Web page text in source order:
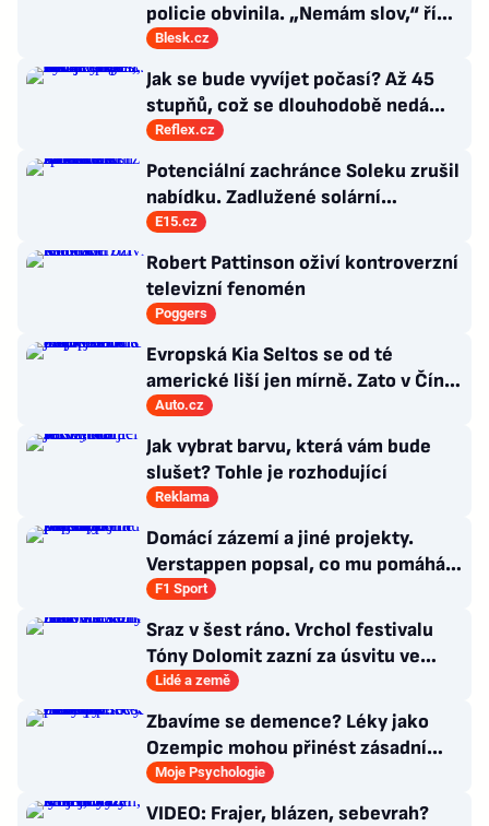
policie obvinila. „Nemám slov,“ říká
exšéf Správy železnic
Blesk.cz
Jak se bude vyvíjet počasí? Až 45
stupňů, což se dlouhodobě nedá
vydržet, varuje klimatolog Radim
Reflex.cz
Potenciální zachránce Soleku zrušil
nabídku. Zadlužené solární
společnosti hrozí konkurz
E15.cz
Robert Pattinson oživí kontroverzní
televizní fenomén
Poggers
Evropská Kia Seltos se od té
americké liší jen mírně. Zato v Číně
hraje rošádu s displeji
Auto.cz
Jak vybrat barvu, která vám bude
slušet? Tohle je rozhodující
Reklama
Domácí zázemí a jiné projekty.
Verstappen popsal, co mu pomáhá
se soustředit na závodění
F1 Sport
Sraz v šest ráno. Vrchol festivalu
Tóny Dolomit zazní za úsvitu ve
3000 metrech
Lidé a země
Zbavíme se demence? Léky jako
Ozempic mohou přinést zásadní
průlom v léčbě Alzheimerovy
Moje Psychologie
VIDEO: Frajer, blázen, sebevrah?